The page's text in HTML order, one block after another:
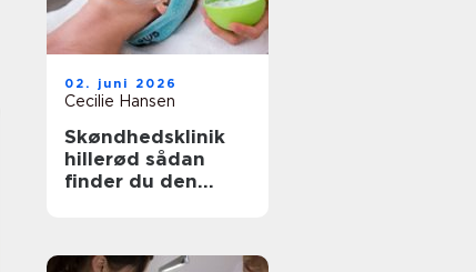
02. juni 2026
Cecilie Hansen
Skøndhedsklinik
hillerød sådan
finder du den